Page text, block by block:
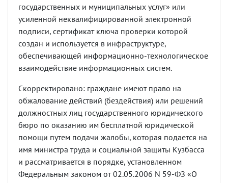
государственных и муниципальных услуг» или
усиленной неквалифицированной электронной
подписи, сертификат ключа проверки которой
создан и используется в инфраструктуре,
обеспечивающей информационно-технологическое
взаимодействие информационных систем.
Скорректировано: граждане имеют право на
обжалование действий (бездействия) или решений
должностных лиц государственного юридического
бюро по оказанию им бесплатной юридической
помощи путем подачи жалобы, которая подается на
имя министра труда и социальной защиты Кузбасса
и рассматривается в порядке, установленном
Федеральным законом от 02.05.2006 N 59-ФЗ «О